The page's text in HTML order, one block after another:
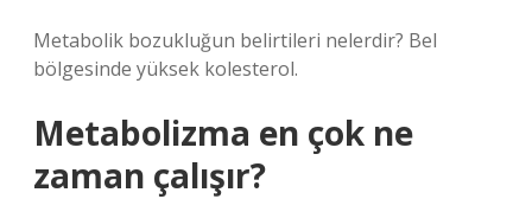
Metabolik bozukluğun belirtileri nelerdir? Bel
bölgesinde yüksek kolesterol.
Metabolizma en çok ne
zaman çalışır?